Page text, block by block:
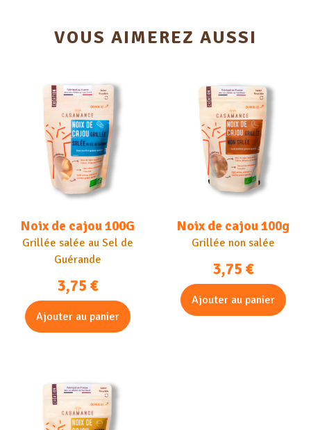
VOUS AIMEREZ AUSSI
Noix de cajou 100G
Grillée salée au Sel de
Guérande
3,75 €
Ajouter au panier
Noix de cajou 100g
Grillée non salée
3,75 €
Ajouter au panier